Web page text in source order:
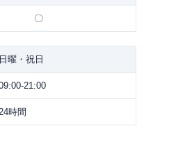
〇
日曜・祝日
21:00
時間